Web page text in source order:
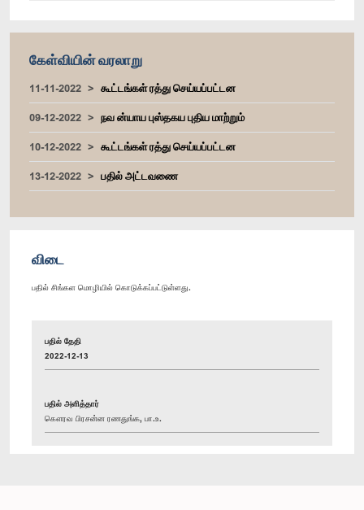
கேள்வியின் வரலாறு
11-11-2022
கூட்டங்கள் ரத்து செய்யப்பட்டன
09-12-2022
நவ ன்யாய புஸ்தகய புதிய மாற்றும்
10-12-2022
கூட்டங்கள் ரத்து செய்யப்பட்டன
13-12-2022
பதில் அட்டவணை
விடை
பதில் சிங்கள மொழியில் கொடுக்கப்பட்டுள்ளது.
பதில் தேதி
2022-12-13
பதில் அளித்தார்
கௌரவ பிரசன்ன ரணதுங்க, பா.உ.